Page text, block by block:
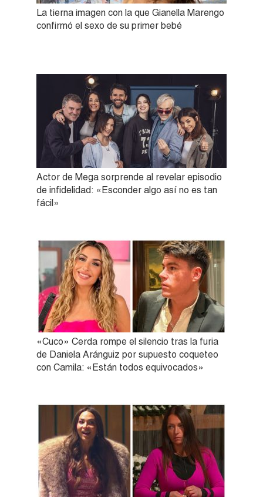
La tierna imagen con la que Gianella Marengo
confirmó el sexo de su primer bebé
Actor de Mega sorprende al revelar episodio
de infidelidad: «Esconder algo así no es tan
fácil»
«Cuco» Cerda rompe el silencio tras la furia
de Daniela Aránguiz por supuesto coqueteo
con Camila: «Están todos equivocados»